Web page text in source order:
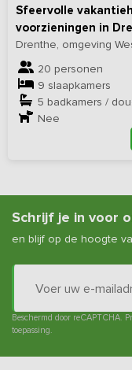
Sfeervolle
voorzieningen in
Drenthe, omgeving
20 personen
9 slaapkamers
5 badkamers /
Nee
Schrijf je in voor
en blijf op de hoogte
Beschermd door reCAPTCHA.
toepassing.